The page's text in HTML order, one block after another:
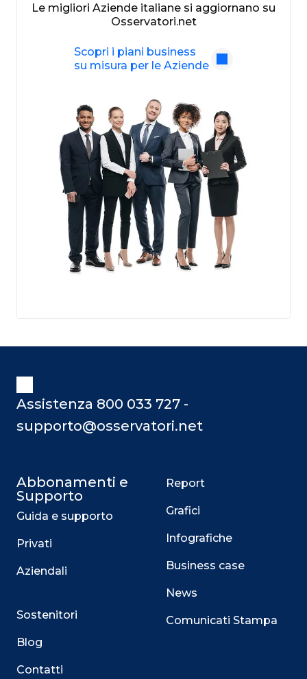
Le migliori Aziende italiane si aggiornano su
Osservatori.net
Scopri i piani business
su misura per le Aziende
Assistenza 800 033 727 -
supporto@osservatori.net
Abbonamenti e
Supporto
Guida e supporto
Privati
Aziendali
Sostenitori
Blog
Contatti
Report
Grafici
Infografiche
Business case
News
Comunicati Stampa